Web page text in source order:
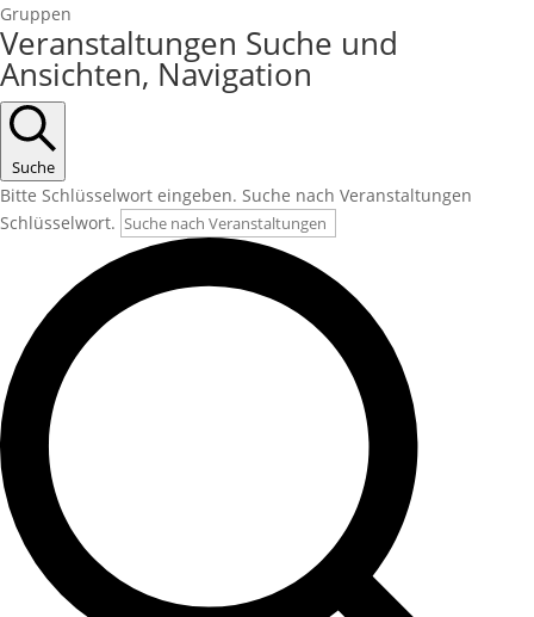
Gruppen
Veranstaltungen
Veranstaltungen Suche und
Ansichten, Navigation
Suche
Bitte Schlüsselwort eingeben. Suche nach Veranstaltungen
Schlüsselwort.